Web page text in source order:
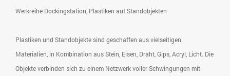
Werkreihe Dockingstation, Plastiken auf Standobjekten
Plastiken und Standobjekte sind geschaffen aus vielseitigen
Materialien, in Kombination aus Stein, Eisen, Draht, Gips, Acryl, Licht. Die
Objekte verbinden sich zu einem Netzwerk voller Schwingungen mit